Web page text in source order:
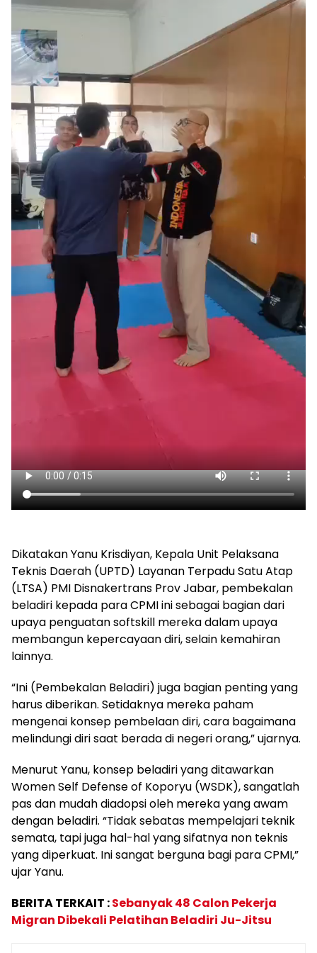
Dikatakan Yanu Krisdiyan, Kepala Unit Pelaksana
Teknis Daerah (UPTD) Layanan Terpadu Satu Atap
(LTSA) PMI Disnakertrans Prov Jabar, pembekalan
beladiri kepada para CPMI ini sebagai bagian dari
upaya penguatan softskill mereka dalam upaya
membangun kepercayaan diri, selain kemahiran
lainnya.
“Ini (Pembekalan Beladiri) juga bagian penting yang
harus diberikan. Setidaknya mereka paham
mengenai konsep pembelaan diri, cara bagaimana
melindungi diri saat berada di negeri orang,” ujarnya.
Menurut Yanu, konsep beladiri yang ditawarkan
Women Self Defense of Koporyu (WSDK), sangatlah
pas dan mudah diadopsi oleh mereka yang awam
dengan beladiri. “Tidak sebatas mempelajari teknik
semata, tapi juga hal-hal yang sifatnya non teknis
yang diperkuat. Ini sangat berguna bagi para CPMI,”
ujar Yanu.
BERITA TERKAIT :Sebanyak 48 Calon Pekerja
Migran Dibekali Pelatihan Beladiri Ju-Jitsu